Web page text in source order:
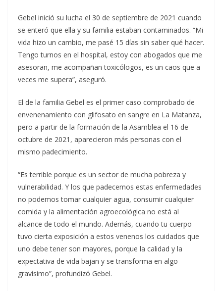
Gebel inició su lucha el 30 de septiembre de 2021 cuando
se enteró que ella y su familia estaban contaminados. “Mi
vida hizo un cambio, me pasé 15 días sin saber qué hacer.
Tengo turnos en el hospital, estoy con abogados que me
asesoran, me acompañan toxicólogos, es un caos que a
veces me supera”, aseguró.
El de la familia Gebel es el primer caso comprobado de
envenenamiento con glifosato en sangre en La Matanza,
pero a partir de la formación de la Asamblea el 16 de
octubre de 2021, aparecieron más personas con el
mismo padecimiento.
“Es terrible porque es un sector de mucha pobreza y
vulnerabilidad. Y los que padecemos estas enfermedades
no podemos tomar cualquier agua, consumir cualquier
comida y la alimentación agroecológica no está al
alcance de todo el mundo. Además, cuando tu cuerpo
tuvo cierta exposición a estos venenos los cuidados que
uno debe tener son mayores, porque la calidad y la
expectativa de vida bajan y se transforma en algo
gravísimo”, profundizó Gebel.